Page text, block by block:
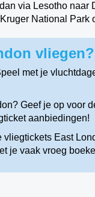
via Lesotho
National
met je
Geef je op voor
aanbiedingen!
East
je vaak vroeg